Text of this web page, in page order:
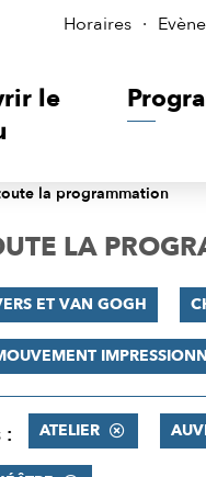
Horaires
le
la programmation
LA
ET VAN GOGH
: ATELIER